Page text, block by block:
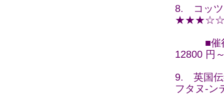
8. コッツ
■催行日
12800 円
9. 英国伝
フタヌ-